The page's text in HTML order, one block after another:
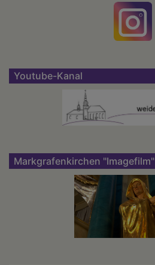
Youtube-Kanal
Markgrafenkirchen "Imagefilm"